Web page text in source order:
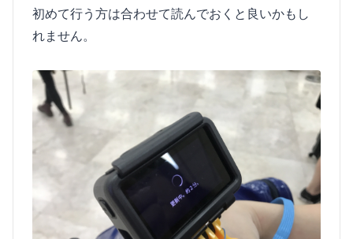
初めて行う方は合わせて読んでおくと良いかもし
れません。